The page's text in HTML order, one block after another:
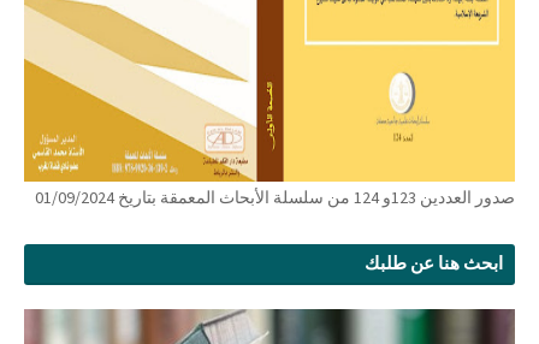
صدور العددين 123و 124 من سلسلة الأبحاث المعمقة بتاريخ 01/09/2024
ابحث هنا عن طلبك